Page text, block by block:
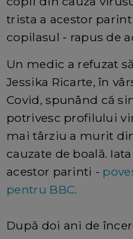
trista a acestor
copilasul - rapus de
Un medic a refuzat
Jessika Ricarte, în
Covid, spunând că
potrivesc profilului
mai târziu a murit
cauzate de boală.
acestor parinti -
pentru BBC.
După doi ani de